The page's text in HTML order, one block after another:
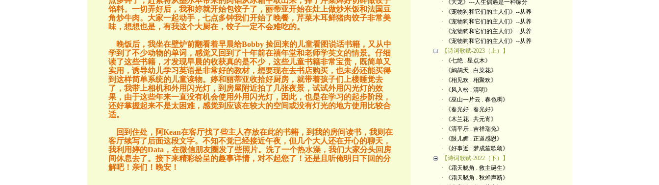
馅料。一切弄好后，我和婷就开始包饺子了，丽蒂亚开始在灶上做炒米饭和法国豆
角炒牛肉。大家一起动手，七点多钟我们开始了晚餐，芹菜木耳鲜猪肉饺子非常美
味，想想也是，有我这个大厨在，饺子一定不会难吃的。
晚饭后，我坐在壁炉前翻看着早晨给Bobby 捡回来的儿童看图说话书籍，又从中
学到了不少动物的单词，感觉又回到了十年前在禧年堂和老师学英文的情景。仔细
读了这些书籍，才发现早晨的收获真的是不少，这些儿童书籍非常宝贵，既简单又
实用，诱导幼儿学习英语是非常好的教材，想要现在去书店购买，也未必还能买得
到这样简单系统的儿童读物。婷和丽蒂亚收拾好厨房，就带着孩子们上楼睡觉去
了，我带上相机和外用闪光灯，到房屋附近拍了几张夜景，试试外用闪光灯的效
果，由于这些年来一直没有机会使用外用闪光灯，因此，也是在学习的起步阶段，
还好掌握起来不是太困难，感觉到应该在较大的空间或没有灯光的地方使用比较合
适。
回到住处，阿Kean在客厅找了些主人存放在此的书籍，到我的房间读书，我则在
客厅续写了后面这段文字。不知不觉已经接近午夜，但几个大人还在开心的聊天，
我利用婷的Data ，在微信朋友圈发了些照片。洗了一个热水澡，我们大家分头回房
间休息去了。接下来精彩纷呈的趣事详情，对不起您了！还是且听俺明日下回的分
解吧！亲们！晚安！
· 《大龙》---人生偶遇是一种缘分
· 《宠物狗和它们的主人们》--从养
· 《宠物狗和它们的主人们》--从养
· 《宠物狗和它们的主人们》--从养
· 《宠物狗和它们的主人们》--从养
【诗词歌赋-2023（上）】
· 《七绝 . 星点木》
· 《鹧鸪天 . 白菜花》
· 《相见欢 . 相聚欢》
· 《风入松 . 清明》
· 《巫山一片云 . 春色稠》
· 《春光好 . 春光好》
· 《木兰花 . 共元宵》
· 《清平乐 . 吉祥瑞兔》
· 《眼儿媚 . 正道感恩》
· 《好事近 . 梦成笙歌颂》
【诗词歌赋-2022（下）】
· 《霜天晓角 . 救主诞生》
· 《霜天晓角 . 秋蝉声断》